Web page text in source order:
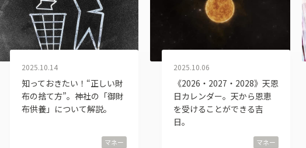
2025.10.14
知っておきたい！“正しい財
布の捨て方”。神社の「御財
布供養」について解説。
マネー
2025.10.06
《2026・2027・2028》天恩
日カレンダー。天から恩恵
を受けることができる吉
日。
マネー